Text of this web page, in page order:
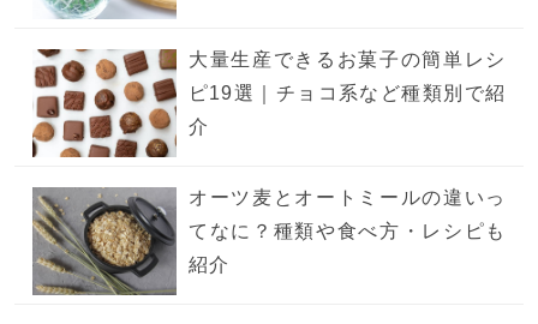
大量生産できるお菓子の簡単レシ
ピ19選｜チョコ系など種類別で紹
介
オーツ麦とオートミールの違いっ
てなに？種類や食べ方・レシピも
紹介